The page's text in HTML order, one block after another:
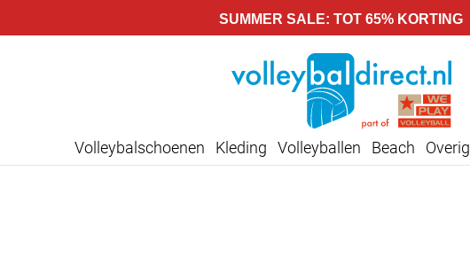
SUMMER SALE: TOT 65% KORTING
Volleybalschoenen Kleding Volleyballen Beach Overig